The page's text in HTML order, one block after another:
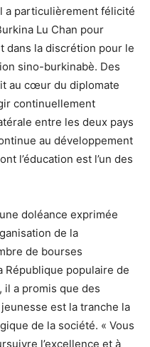
a particulièrement félicité
Lu Chan pour
dans la discrétion pour le
sino-burkinabè. Des
au cœur du diplomate
continuellement
entre les deux pays
au développement
l’éducation est l’un des
doléance exprimée
de la
de bourses
République populaire de
il a promis que des
est la tranche la
de la société. « Vous
l’excellence et à